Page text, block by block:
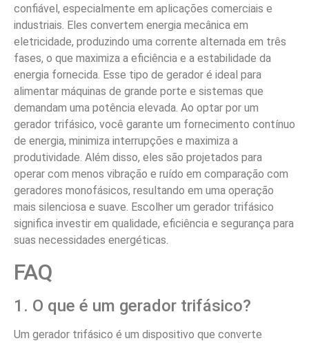
confiável, especialmente em aplicações comerciais e
industriais. Eles convertem energia mecânica em
eletricidade, produzindo uma corrente alternada em três
fases, o que maximiza a eficiência e a estabilidade da
energia fornecida. Esse tipo de gerador é ideal para
alimentar máquinas de grande porte e sistemas que
demandam uma potência elevada. Ao optar por um
gerador trifásico, você garante um fornecimento contínuo
de energia, minimiza interrupções e maximiza a
produtividade. Além disso, eles são projetados para
operar com menos vibração e ruído em comparação com
geradores monofásicos, resultando em uma operação
mais silenciosa e suave. Escolher um gerador trifásico
significa investir em qualidade, eficiência e segurança para
suas necessidades energéticas.
FAQ
1. O que é um gerador trifásico?
Um gerador trifásico é um dispositivo que converte